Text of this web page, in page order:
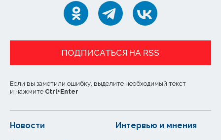
ПОДПИСАТЬСЯ НА RSS
Если вы заметили ошибку, выделите необходимый текст
и нажмите Ctrl+Enter
Новости Интервью и мнения